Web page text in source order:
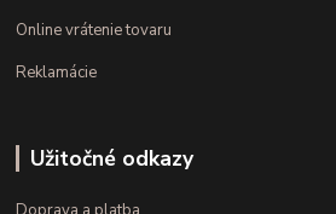
Online vrátenie tovaru
Reklamácie
Užitočné odkazy